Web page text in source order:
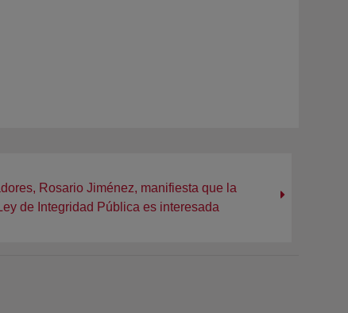
Rosario Jiménez, manifiesta que la
de Integridad Pública es interesada